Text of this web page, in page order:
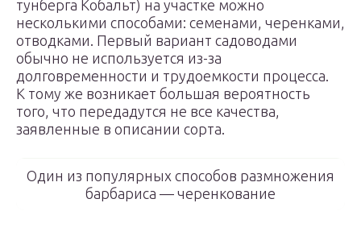
тунберга Кобальт) на участке можно
несколькими способами: семенами, черенками,
отводками. Первый вариант садоводами
обычно не используется из-за
долговременности и трудоемкости процесса.
К тому же возникает большая вероятность
того, что передадутся не все качества,
заявленные в описании сорта.
Один из популярных способов размножения
барбариса — черенкование